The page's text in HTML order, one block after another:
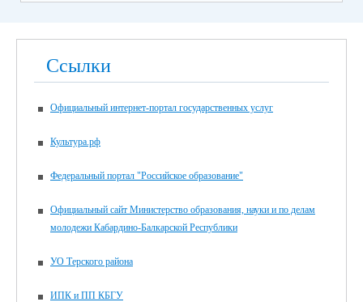
Ссылки
Официальный интернет-портал государственных услуг
Культура.рф
Федеральный портал "Российское образование"
Официальный сайт Министерство образования, науки и по делам
молодежи Кабардино-Балкарской Республики
УО Терского района
ИПК и ПП КБГУ